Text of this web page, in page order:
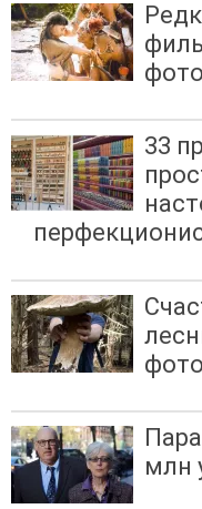
33
млн